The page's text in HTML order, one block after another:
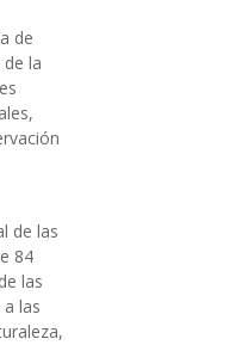
de
la
de las
84
las
las